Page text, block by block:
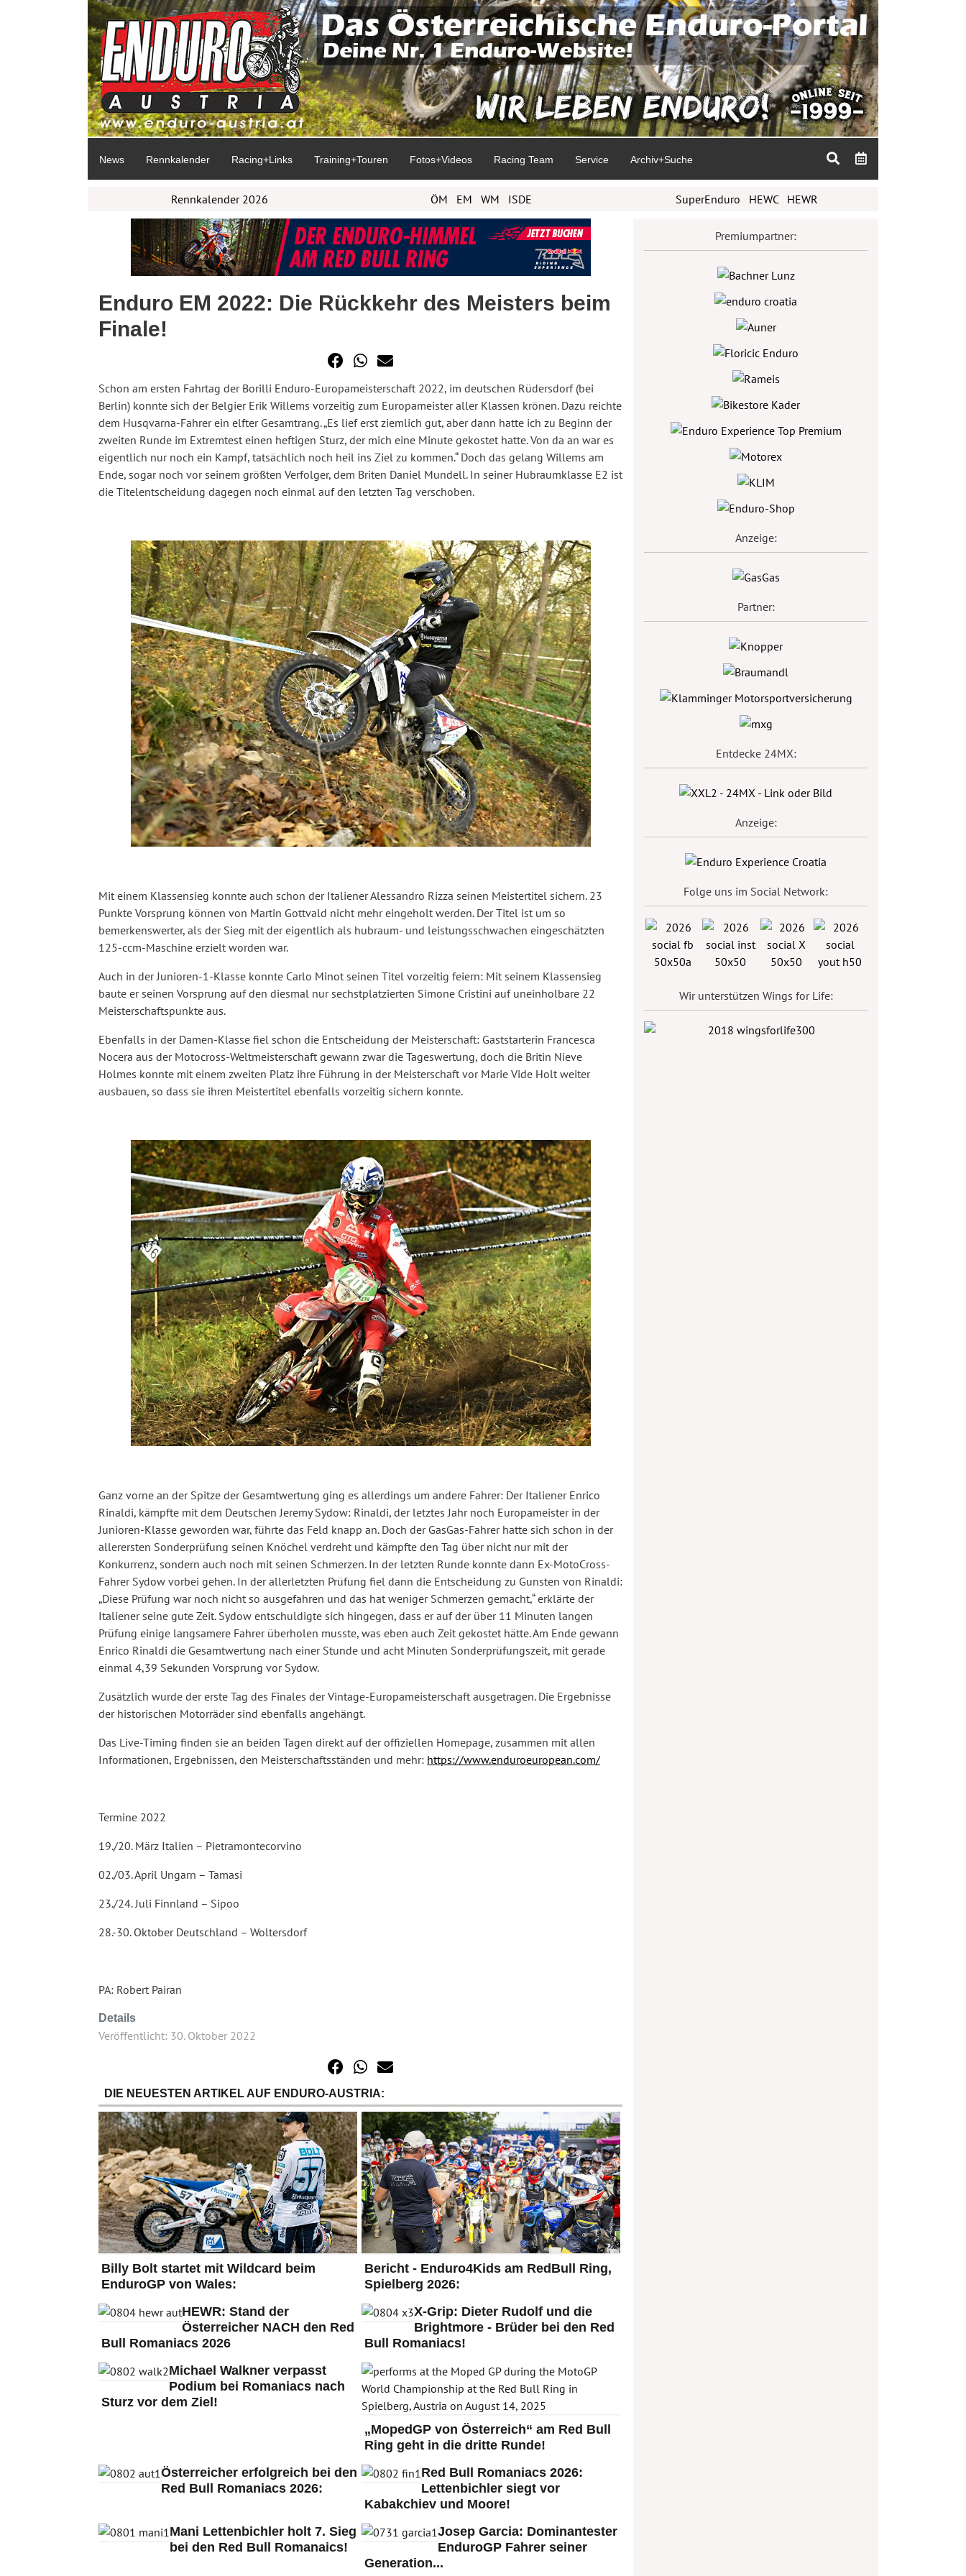
News Rennkalender Racing+Links Training+Touren Fotos+Videos Racing Team Service Archiv+Suche
Rennkalender 2026 ÖM EM WM ISDE SuperEnduro HEWC HEWR
Enduro EM 2022: Die Rückkehr des Meisters beim
Finale!
Schon am ersten Fahrtag der Borilli Enduro-Europameisterschaft 2022, im deutschen Rüdersdorf (bei
Berlin) konnte sich der Belgier Erik Willems vorzeitig zum Europameister aller Klassen krönen. Dazu reichte
dem Husqvarna-Fahrer ein elfter Gesamtrang. „Es lief erst ziemlich gut, aber dann hatte ich zu Beginn der
zweiten Runde im Extremtest einen heftigen Sturz, der mich eine Minute gekostet hatte. Von da an war es
eigentlich nur noch ein Kampf, tatsächlich noch heil ins Ziel zu kommen.“ Doch das gelang Willems am
Ende, sogar noch vor seinem größten Verfolger, dem Briten Daniel Mundell. In seiner Hubraumklasse E2 ist
die Titelentscheidung dagegen noch einmal auf den letzten Tag verschoben.
Mit einem Klassensieg konnte auch schon der Italiener Alessandro Rizza seinen Meistertitel sichern. 23
Punkte Vorsprung können von Martin Gottvald nicht mehr eingeholt werden. Der Titel ist um so
bemerkenswerter, als der Sieg mit der eigentlich als hubraum- und leistungsschwachen eingeschätzten
125-ccm-Maschine erzielt worden war.
Auch in der Junioren-1-Klasse konnte Carlo Minot seinen Titel vorzeitig feiern: Mit seinem Klassensieg
baute er seinen Vorsprung auf den diesmal nur sechstplatzierten Simone Cristini auf uneinholbare 22
Meisterschaftspunkte aus.
Ebenfalls in der Damen-Klasse fiel schon die Entscheidung der Meisterschaft: Gaststarterin Francesca
Nocera aus der Motocross-Weltmeisterschaft gewann zwar die Tageswertung, doch die Britin Nieve
Holmes konnte mit einem zweiten Platz ihre Führung in der Meisterschaft vor Marie Vide Holt weiter
ausbauen, so dass sie ihren Meistertitel ebenfalls vorzeitig sichern konnte.
Ganz vorne an der Spitze der Gesamtwertung ging es allerdings um andere Fahrer: Der Italiener Enrico
Rinaldi, kämpfte mit dem Deutschen Jeremy Sydow: Rinaldi, der letztes Jahr noch Europameister in der
Junioren-Klasse geworden war, führte das Feld knapp an. Doch der GasGas-Fahrer hatte sich schon in der
allerersten Sonderprüfung seinen Knöchel verdreht und kämpfte den Tag über nicht nur mit der
Konkurrenz, sondern auch noch mit seinen Schmerzen. In der letzten Runde konnte dann Ex-MotoCross-
Fahrer Sydow vorbei gehen. In der allerletzten Prüfung fiel dann die Entscheidung zu Gunsten von Rinaldi:
„Diese Prüfung war noch nicht so ausgefahren und das hat weniger Schmerzen gemacht,“ erklärte der
Italiener seine gute Zeit. Sydow entschuldigte sich hingegen, dass er auf der über 11 Minuten langen
Prüfung einige langsamere Fahrer überholen musste, was eben auch Zeit gekostet hätte. Am Ende gewann
Enrico Rinaldi die Gesamtwertung nach einer Stunde und acht Minuten Sonderprüfungszeit, mit gerade
einmal 4,39 Sekunden Vorsprung vor Sydow.
Zusätzlich wurde der erste Tag des Finales der Vintage-Europameisterschaft ausgetragen. Die Ergebnisse
der historischen Motorräder sind ebenfalls angehängt.
Das Live-Timing finden sie an beiden Tagen direkt auf der offiziellen Homepage, zusammen mit allen
Informationen, Ergebnissen, den Meisterschaftsständen und mehr: https://www.enduroeuropean.com/
Termine 2022
19./20. März Italien – Pietramontecorvino
02./03. April Ungarn – Tamasi
23./24. Juli Finnland – Sipoo
28.-30. Oktober Deutschland – Woltersdorf
PA: Robert Pairan
Details
Veröffentlicht: 30. Oktober 2022
DIE NEUESTEN ARTIKEL AUF ENDURO-AUSTRIA:
Billy Bolt startet mit Wildcard beim
EnduroGP von Wales:
Bericht - Enduro4Kids am RedBull Ring,
Spielberg 2026:
HEWR: Stand der
Österreicher NACH den Red
Bull Romaniacs 2026
X-Grip: Dieter Rudolf und die
Brightmore - Brüder bei den Red
Bull Romaniacs!
Michael Walkner verpasst
Podium bei Romaniacs nach
Sturz vor dem Ziel!
„MopedGP von Österreich“ am Red Bull
Ring geht in die dritte Runde!
Österreicher erfolgreich bei den
Red Bull Romaniacs 2026:
Red Bull Romaniacs 2026:
Lettenbichler siegt vor
Kabakchiev und Moore!
Mani Lettenbichler holt 7. Sieg
bei den Red Bull Romanaics!
Josep Garcia: Dominantester
EnduroGP Fahrer seiner
Generation...
Premiumpartner:
Anzeige:
Partner:
Entdecke 24MX:
Anzeige:
Folge uns im Social Network:
Wir unterstützen Wings for Life: